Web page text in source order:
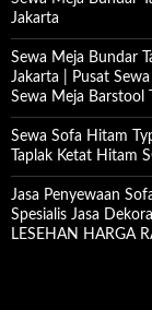
Jakarta
Sewa Meja Bundar
Jakarta | Pusat
Sewa Meja Barstool
Sewa Sofa Hitam
Taplak Ketat Hitam
Jasa Penyewaan
Spesialis Jasa
LESEHAN HARGA